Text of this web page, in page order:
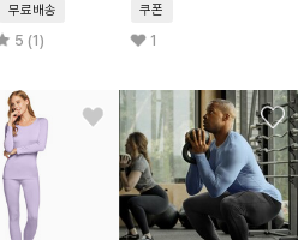
무료배송
5 (1)
쿠폰
1